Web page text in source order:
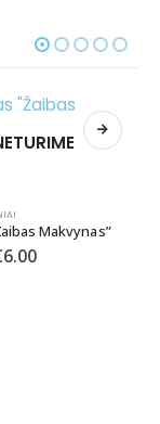
Makvynas”
6.00